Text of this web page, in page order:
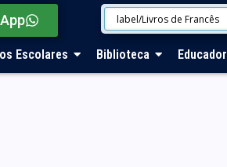
Escolares Biblioteca Educador